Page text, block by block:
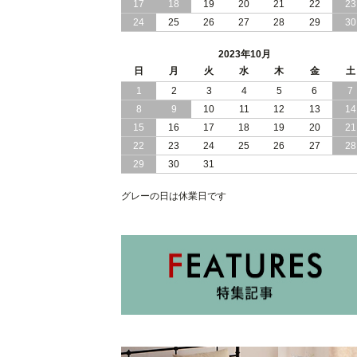
2023/08/30
おすすめ 棚 コンセント 付き ウォルナ
2023/08/08
棚 コンセント 付き 便利 ウォルナット
柄 引き出し 収納 付き ベッド
2023/08/03
フラットヘッドボード 艶 ブラック 引き
出し 収納 付き ベッド
17 18 19 20 21 22
23
24
25 26 27 28 29 30
2023年10月
日
月 火 水 木 金
土
1
2 3 4 5 6
7
8
9 10 11 12 13
14
15
16 17 18 19 20
21
22
23 24 25 26 27
28
29
30 31
グレーの日は休業日です